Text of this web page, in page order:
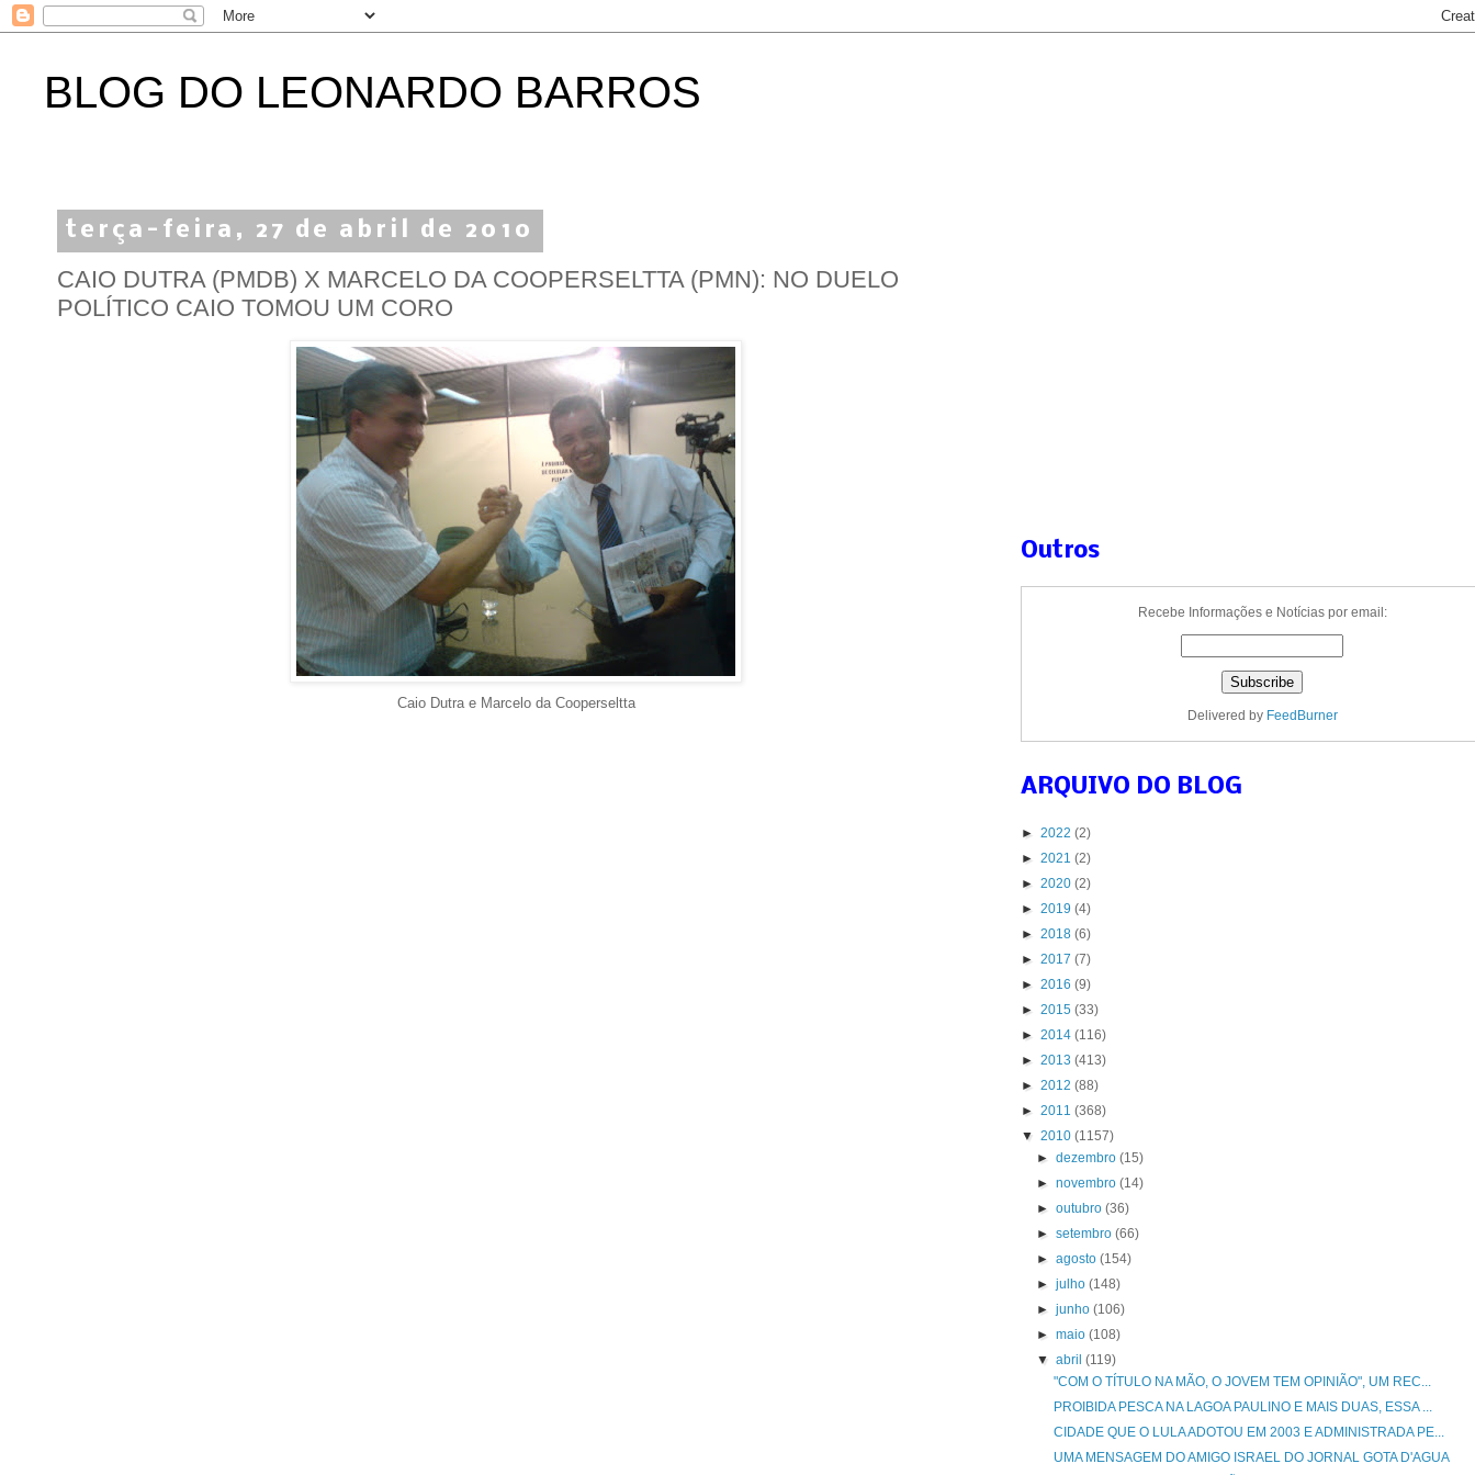
BLOG DO LEONARDO BARROS
terça-feira, 27 de abril de 2010
CAIO DUTRA (PMDB) X MARCELO DA COOPERSELTTA (PMN): NO DUELO
POLÍTICO CAIO TOMOU UM CORO
Caio Dutra e Marcelo da Cooperseltta
Outros
Recebe Informações e Notícias por email:
Delivered by FeedBurner
ARQUIVO DO BLOG
► 2022 (2)
► 2021 (2)
► 2020 (2)
► 2019 (4)
► 2018 (6)
► 2017 (7)
► 2016 (9)
► 2015 (33)
► 2014 (116)
► 2013 (413)
► 2012 (88)
► 2011 (368)
▼ 2010 (1157)
►dezembro(15)
►novembro(14)
►outubro(36)
►setembro(66)
►agosto(154)
►julho(148)
►junho(106)
►maio(108)
▼abril(119)
"COM O TÍTULO NA MÃO, O JOVEM TEM OPINIÃO", UM REC...
PROIBIDA PESCA NA LAGOA PAULINO E MAIS DUAS, ESSA ...
CIDADE QUE O LULA ADOTOU EM 2003 E ADMINISTRADA PE...
UMA MENSAGEM DO AMIGO ISRAEL DO JORNAL GOTA D'AGUA